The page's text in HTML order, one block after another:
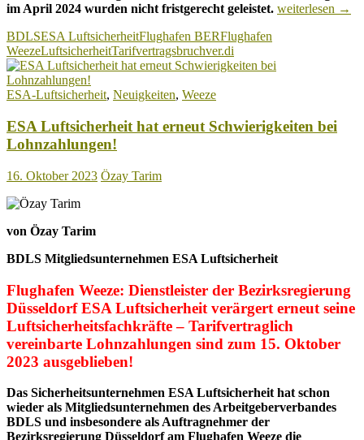
im April 2024 wurden nicht fristgerecht geleistet. Schon
auf
weiterlesen →
BDLSESA LuftsicherheitFlughafen BERFlughafen
WeezeLuftsicherheitTarifvertragsbruchver.di
ESA-Luftsicherheit, Neuigkeiten, Weeze
ESA Luftsicherheit hat erneut Schwierigkeiten bei
Lohnzahlungen!
16. Oktober 2023 Özay Tarim
von Özay Tarim
BDLS Mitgliedsunternehmen ESA Luftsicherheit
Flughafen Weeze: Dienstleister der Bezirksregierung
Düsseldorf ESA Luftsicherheit verärgert erneut seine
Luftsicherheitsfachkräfte – Tarifvertraglich
vereinbarte Lohnzahlungen sind zum 15. Oktober
2023 ausgeblieben!
Das Sicherheitsunternehmen ESA Luftsicherheit hat schon
wieder als Mitgliedsunternehmen des Arbeitgeberverbandes
BDLS und insbesondere als Auftragnehmer der
Bezirksregierung Düsseldorf am Flughafen Weeze die